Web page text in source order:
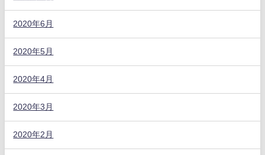
2020年6月
2020年5月
2020年4月
2020年3月
2020年2月